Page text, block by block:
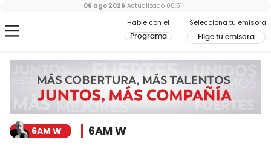
Hable con el
Programa
Selecciona tu emisora
Elige tu emisora
06 ago 2026 Actualizado 06:51
6AM W 6AM W